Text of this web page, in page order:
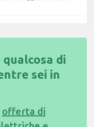
di
sei in
offerta di